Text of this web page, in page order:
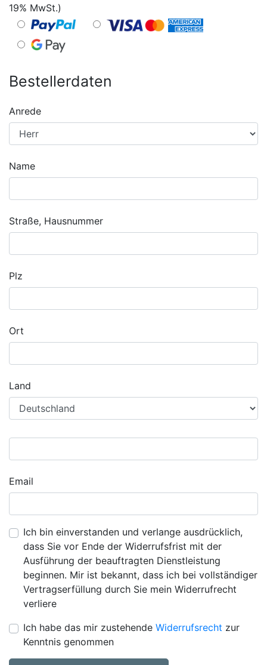
19% MwSt.)
Bestellerdaten
Anrede
Name
Straße, Hausnummer
Plz
Ort
Land
Email
Ich bin einverstanden und verlange ausdrücklich,
dass Sie vor Ende der Widerrufsfrist mit der
Ausführung der beauftragten Dienstleistung
beginnen. Mir ist bekannt, dass ich bei vollständiger
Vertragserfüllung durch Sie mein Widerrufrecht
verliere
Ich habe das mir zustehende Widerrufsrecht zur
Kenntnis genommen